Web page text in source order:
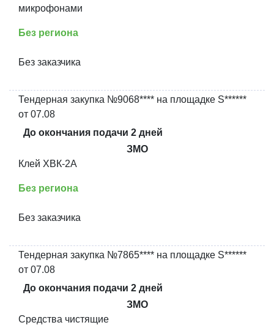
микрофонами
Без региона
Без заказчика
Тендерная закупка №9068**** на площадке S******
от 07.08
До окончания подачи 2 дней
ЗМО
Клей ХВК-2А
Без региона
Без заказчика
Тендерная закупка №7865**** на площадке S******
от 07.08
До окончания подачи 2 дней
ЗМО
Средства чистящие